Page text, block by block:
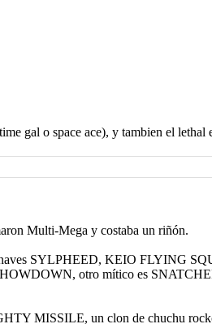
gal o space ace), y tambien el lethal
Multi-Mega y costaba un riñón.
SYLPHEED, KEIO FLYING
otro mítico es
MISSILE, un clon de chuchu